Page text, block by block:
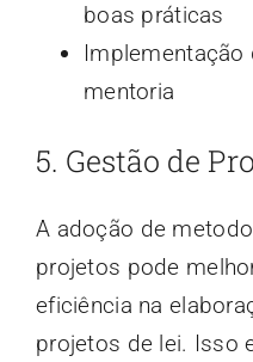
boas práticas
mentoria
5. Gestão de
A adoção de
projetos pode
eficiência na
projetos de lei. Isso